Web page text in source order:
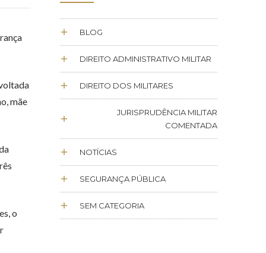
mãe
o
BLOG
DIREITO ADMINISTRATIVO MILITAR
DIREITO DOS MILITARES
JURISPRUDÊNCIA MILITAR
COMENTADA
NOTÍCIAS
SEGURANÇA PÚBLICA
SEM CATEGORIA